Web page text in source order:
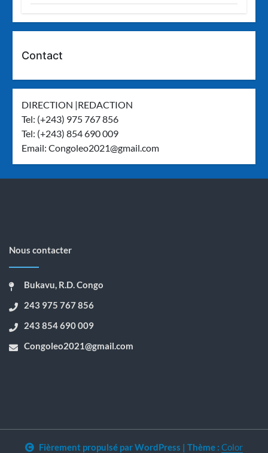
Contact
DIRECTION |REDACTION
Tel: (+243) 975 767 856
Tel: (+243) 854 690 009
Email:Congoleo2021@gmail.com
Nous contacter
Bukavu, R.D. Congo
243 975 767 856
243 854 690 009
Congoleo2021@gmail.com
Fièrement propulsé par WordPress | Thème : Color